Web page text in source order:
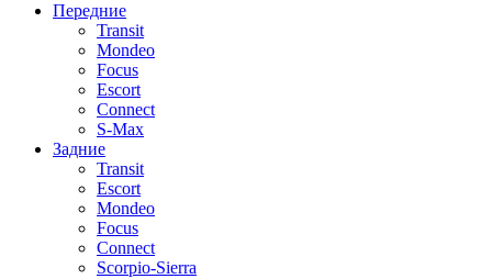
Передние
Transit
Mondeo
Focus
Escort
Connect
S-Max
Задние
Transit
Escort
Mondeo
Focus
Connect
Scorpio-Sierra